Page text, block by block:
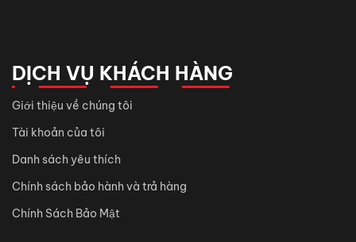
DỊCH VỤ KHÁCH HÀNG
Giới thiệu về chúng tôi
Tài khoản của tôi
Danh sách yêu thích
Chính sách bảo hành và trả hàng
Chính Sách Bảo Mật